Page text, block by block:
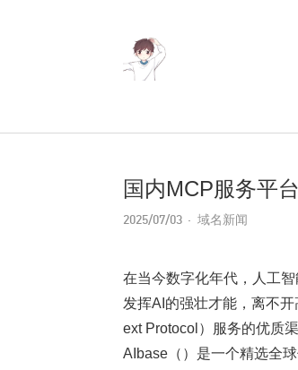
国内MCP服务平
2025/07/03 域名新闻
在当今数字化年代，人工
发挥AI的强壮才能，离不
ext Protocol）服务的优质
AIbase（）是一个精选全